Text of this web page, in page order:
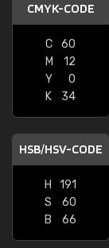
CMYK-CODE
C
60
M
12
Y
0
K
34
HSB/HSV-CODE
H
191
S
60
B
66